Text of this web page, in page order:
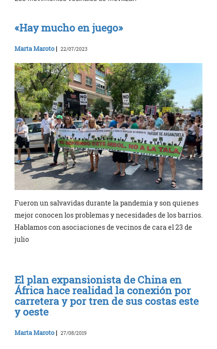
«Hay mucho en juego»
Marta Maroto| 22/07/2023
Fueron un salvavidas durante la pandemia y son quienes
mejor conocen los problemas y necesidades de los barrios.
Hablamos con asociaciones de vecinos de cara el 23 de
julio
El plan expansionista de China en
África hace realidad la conexión por
carretera y por tren de sus costas este
y oeste
Marta Maroto| 27/08/2019